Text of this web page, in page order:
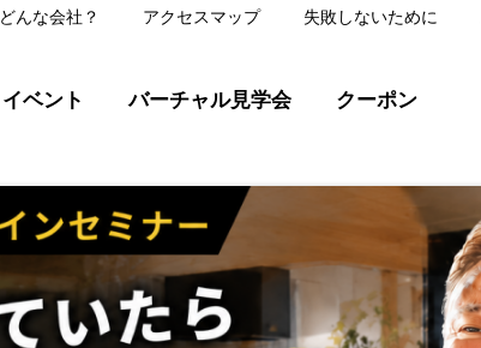
どんな会社？ アクセスマップ 失敗しないために
イベント バーチャル見学会 クーポン